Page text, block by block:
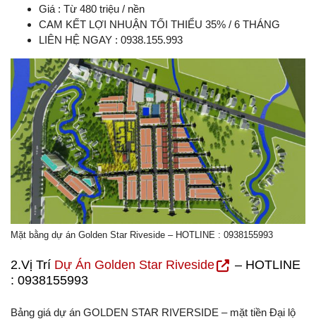
Giá : Từ 480 triệu / nền
CAM KẾT LỢI NHUẬN TỐI THIỂU 35% / 6 THÁNG
LIÊN HỆ NGAY : 0938.155.993
Mặt bằng dự án Golden Star Riveside – HOTLINE : 0938155993
2.Vị Trí Dự Án Golden Star Riveside
– HOTLINE
: 0938155993
Bảng giá dự án GOLDEN STAR RIVERSIDE – mặt tiền Đại lộ